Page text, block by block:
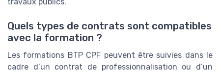
travaux publics.
Quels types de contrats sont compatibles
avec la formation ?
Les formations BTP CPF peuvent être suivies dans le
cadre d’un contrat de professionnalisation ou d’un